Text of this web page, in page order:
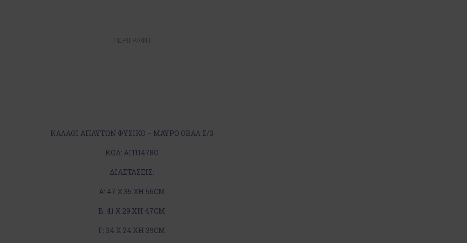
ΠΕΡΙΓΡΑΦΉ
ΚΑΛΑΘΙ ΑΠΛΥΤΩΝ ΦΥΣΙΚΟ – ΜΑΥΡΟ ΟΒΑΛ Σ/3
ΚΩΔ: ΑΠ11478Ο
ΔΙΑΣΤΑΣΕΙΣ:
Α: 47 Χ 35 ΧΗ 56CM
Β: 41 X 29 XH 47CM
Γ: 34 X 24 XH 39CM